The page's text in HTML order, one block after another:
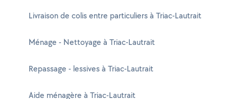
Livraison de colis entre particuliers à Triac-Lautrait
Ménage - Nettoyage à Triac-Lautrait
Repassage - lessives à Triac-Lautrait
Aide ménagère à Triac-Lautrait